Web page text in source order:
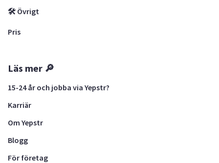
🛠 Övrigt
Pris
Läs mer 🔎
15-24 år och jobba via Yepstr?
Karriär
Om Yepstr
Blogg
För företag